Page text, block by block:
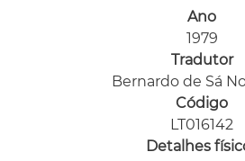
Ano
1979
Tradutor
Bernardo de Sá
Código
LT016142
Detalhes